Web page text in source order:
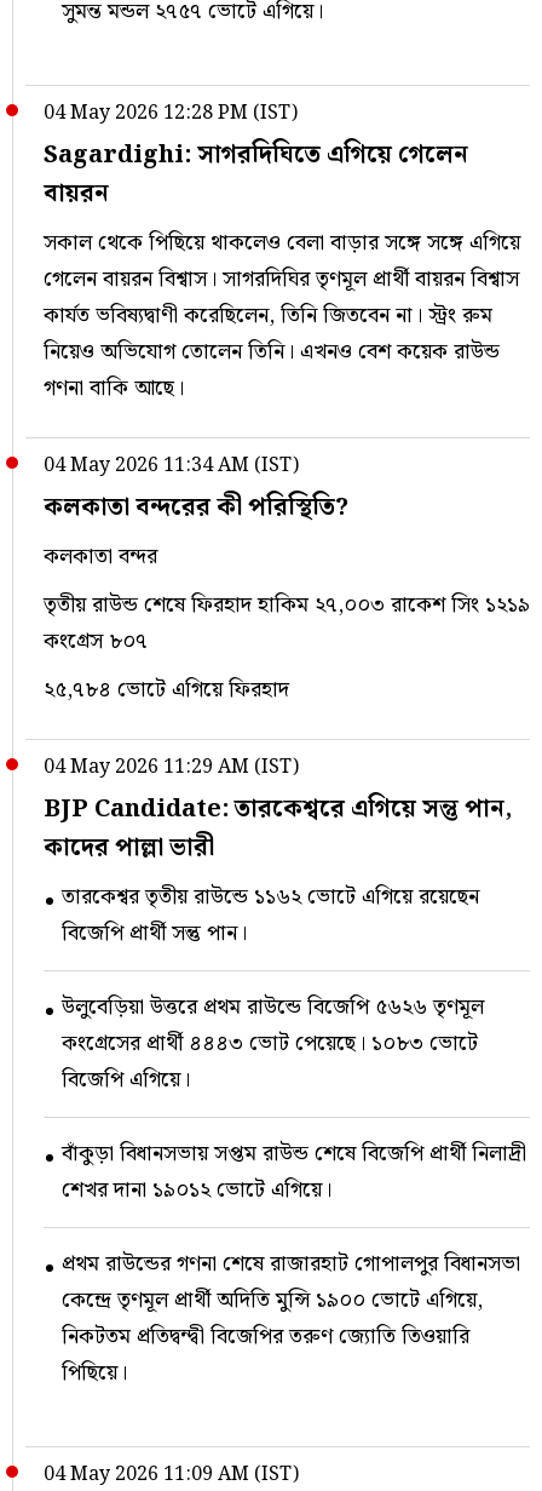
সুমন্ত মন্ডল ২৭৫৭ ভোটে এগিয়ে।
04 May 2026 12:28 PM (IST)
Sagardighi: সাগরদিঘিতে এগিয়ে গেলেন
বায়রন
সকাল থেকে পিছিয়ে থাকলেও বেলা বাড়ার সঙ্গে সঙ্গে এগিয়ে
গেলেন বায়রন বিশ্বাস। সাগরদিঘির তৃণমূল প্রার্থী বায়রন বিশ্বাস
কার্যত ভবিষ্যদ্বাণী করেছিলেন, তিনি জিতবেন না। স্ট্রং রুম
নিয়েও অভিযোগ তোলেন তিনি। এখনও বেশ কয়েক রাউন্ড
গণনা বাকি আছে।
04 May 2026 11:34 AM (IST)
কলকাতা বন্দরের কী পরিস্থিতি?
কলকাতা বন্দর
তৃতীয় রাউন্ড শেষে ফিরহাদ হাকিম ২৭,০০৩ রাকেশ সিং ১২১৯
কংগ্রেস ৮০৭
২৫,৭৮৪ ভোটে এগিয়ে ফিরহাদ
04 May 2026 11:29 AM (IST)
BJP Candidate: তারকেশ্বরে এগিয়ে সন্তু পান,
কাদের পাল্লা ভারী
তারকেশ্বর তৃতীয় রাউন্ডে ১১৬২ ভোটে এগিয়ে রয়েছেন
বিজেপি প্রার্থী সন্তু পান।
উলুবেড়িয়া উত্তরে প্রথম রাউন্ডে বিজেপি ৫৬২৬ তৃণমূল
কংগ্রেসের প্রার্থী ৪৪৪৩ ভোট পেয়েছে। ১০৮৩ ভোটে
বিজেপি এগিয়ে।
বাঁকুড়া বিধানসভায় সপ্তম রাউন্ড শেষে বিজেপি প্রার্থী নিলাদ্রী
শেখর দানা ১৯০১২ ভোটে এগিয়ে।
প্রথম রাউন্ডের গণনা শেষে রাজারহাট গোপালপুর বিধানসভা
কেন্দ্রে তৃণমূল প্রার্থী অদিতি মুন্সি ১৯০০ ভোটে এগিয়ে,
নিকটতম প্রতিদ্বন্দ্বী বিজেপির তরুণ জ্যোতি তিওয়ারি
পিছিয়ে।
04 May 2026 11:09 AM (IST)